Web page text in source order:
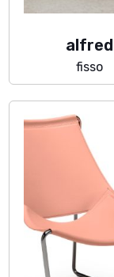
alfred
fisso